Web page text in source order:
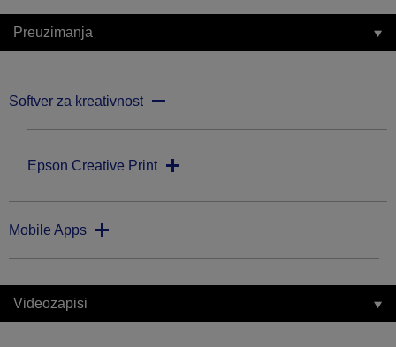
Preuzimanja
Softver za kreativnost
Epson Creative Print
Mobile Apps
Videozapisi